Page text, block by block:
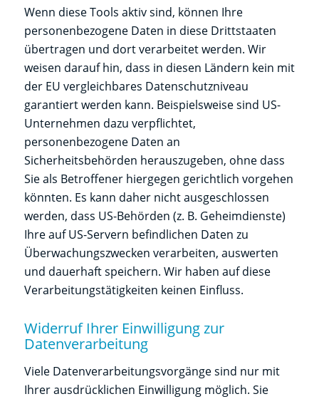
Wenn diese Tools aktiv sind, können Ihre
personenbezogene Daten in diese Drittstaaten
übertragen und dort verarbeitet werden. Wir
weisen darauf hin, dass in diesen Ländern kein mit
der EU vergleichbares Datenschutzniveau
garantiert werden kann. Beispielsweise sind US-
Unternehmen dazu verpflichtet,
personenbezogene Daten an
Sicherheitsbehörden herauszugeben, ohne dass
Sie als Betroffener hiergegen gerichtlich vorgehen
könnten. Es kann daher nicht ausgeschlossen
werden, dass US-Behörden (z. B. Geheimdienste)
Ihre auf US-Servern befindlichen Daten zu
Überwachungszwecken verarbeiten, auswerten
und dauerhaft speichern. Wir haben auf diese
Verarbeitungstätigkeiten keinen Einfluss.
Widerruf Ihrer Einwilligung zur
Datenverarbeitung
Viele Datenverarbeitungsvorgänge sind nur mit
Ihrer ausdrücklichen Einwilligung möglich. Sie